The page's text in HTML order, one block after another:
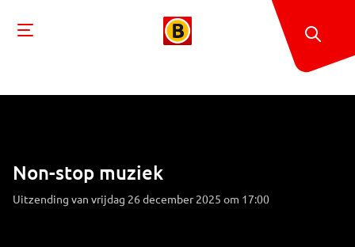
Non-stop muziek
Uitzending van vrijdag 26 december 2025 om 17:00